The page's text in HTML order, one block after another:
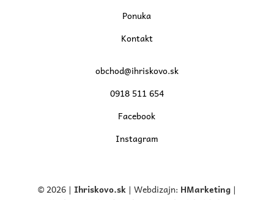
Ponuka
Kontakt
obchod@ihriskovo.sk
0918 511 654
Facebook
Instagram
© 2026 | Ihriskovo.sk| Webdizajn: HMarketing |